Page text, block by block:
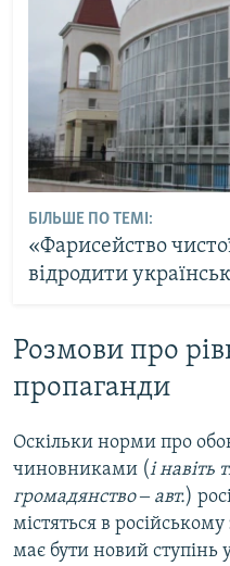
БІЛЬШЕ ПО ТЕМІ:
«Фарисейство
відродити
Розмови про
пропаганди
Оскільки норми про
чиновниками (і навіть
громадянство ‒ авт.)
містяться в
має бути новий ступінь